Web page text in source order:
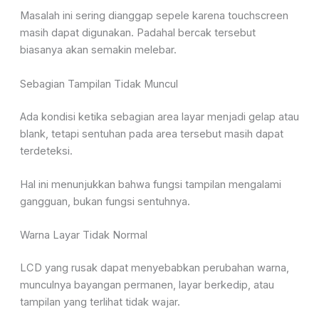
Masalah ini sering dianggap sepele karena touchscreen
masih dapat digunakan. Padahal bercak tersebut
biasanya akan semakin melebar.
Sebagian Tampilan Tidak Muncul
Ada kondisi ketika sebagian area layar menjadi gelap atau
blank, tetapi sentuhan pada area tersebut masih dapat
terdeteksi.
Hal ini menunjukkan bahwa fungsi tampilan mengalami
gangguan, bukan fungsi sentuhnya.
Warna Layar Tidak Normal
LCD yang rusak dapat menyebabkan perubahan warna,
munculnya bayangan permanen, layar berkedip, atau
tampilan yang terlihat tidak wajar.